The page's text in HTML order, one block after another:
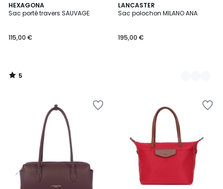
HEXAGONA
Sac porté travers SAUVAGE
115,00 €
5
/
5
/
LANCASTER
Sac polochon MILANO ANA
195,00 €
10
Couleurs